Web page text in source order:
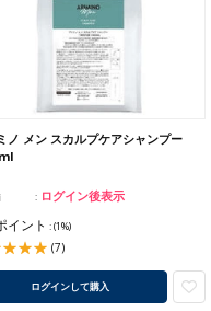
ノ メン スカルプケアシャンプー
ログイン後表示
イント :(1%)
(7)
ログインして購入